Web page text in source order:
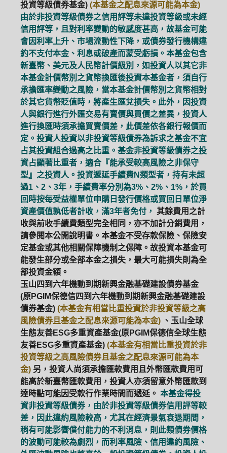
投資等級債券基金) (本基金之配息來源可能為本金)
由於非投資等級債券之信用評等未達投資等級或未經
信用評等，且對利率變動的敏感度甚高，故基金可能
會因利率上升、市場流動性下降，或債券發行機構違
約不支付本金、利息或破產而蒙受虧損。本基金包含
新臺幣、美元及人民幣計價級別，如投資人以其它非
本基金計價幣別之貨幣換匯後投資本基金者，須自行
承擔匯率變動之風險，當本基金計價幣別之貨幣相對
於其它貨幣貶值時，將產生匯兌損失。此外，因投資
人與銀行進行外匯交易有賣價與買價之差異，投資人
進行換匯時須承擔買賣價差，此價差依各銀行報價而
定。投資人投資以非投資等級債券為訴求之基金不宜
占其投資組合過高之比重。基金非投資等級債券之投
資占顯著比重者，適合『能承受較高風險之非保守
型』之投資人。投資遞延手續費N類型者，持有未超
過1、2、3年，手續費率分別為3%、2%、1%，於買
回時按每受益權單位申購日發行價格或買回日單位淨
資產價值孰低者計收，滿3年者免付， 其餘費用之計
收與前收手續費類型完全相同，亦不加計分銷費用，
請參閱本公開說明書。本基金不受存款保險、保險安
定基金或其他相關保障機制之保障。故投資本基金可
能發生部分或全部本金之損失，最大可能損失則為全
部投資金額。
玉山四到六年機動到期新興金融基礎建設債券基金
(原PGIM保德信四到六年機動到期新興金融基礎建設
債券基金) (本基金有相當比重投資於非投資等級之高
風險債券且基金之配息來源可能為本金) 、玉山全球
生態友善ESG多重資產基金(原PGIM保德信全球生態
友善ESG多重資產基金) (本基金有相當比重投資於非
投資等級之高風險債券且基金之配息來源可能為本
金) 另，投資人尚須承擔匯款費用且外幣匯款費用可
能高於新臺幣匯款費用，投資人亦須留意外幣匯款到
達時點可能因受款行作業時間而遞延。 本基金得投
資非投資等級債券，由於非投資等級債券信用評等較
差，因此違約風險較高，尤其在經濟景氣衰退期間，
稍有可能影響償付能力的不利消息，則此類債券價格
的波動可能較為劇烈，而利率風險、信用違約風險、